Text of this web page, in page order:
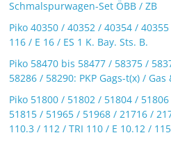
Schmalspurwagen-Set ÖBB / ZB
Piko 40350 / 40352 / 40354 /
116 / E 16 / ES 1 K. Bay. Sts. B.
Piko 58470 bis 58477 / 58375 /
58286 / 58290: PKP Gags-t(x) / Gas
Piko 51800 / 51802 / 51804 /
51815 / 51965 / 51968 / 21716 /
110.3 / 112 / TRI 110 / E 10.12 / 115